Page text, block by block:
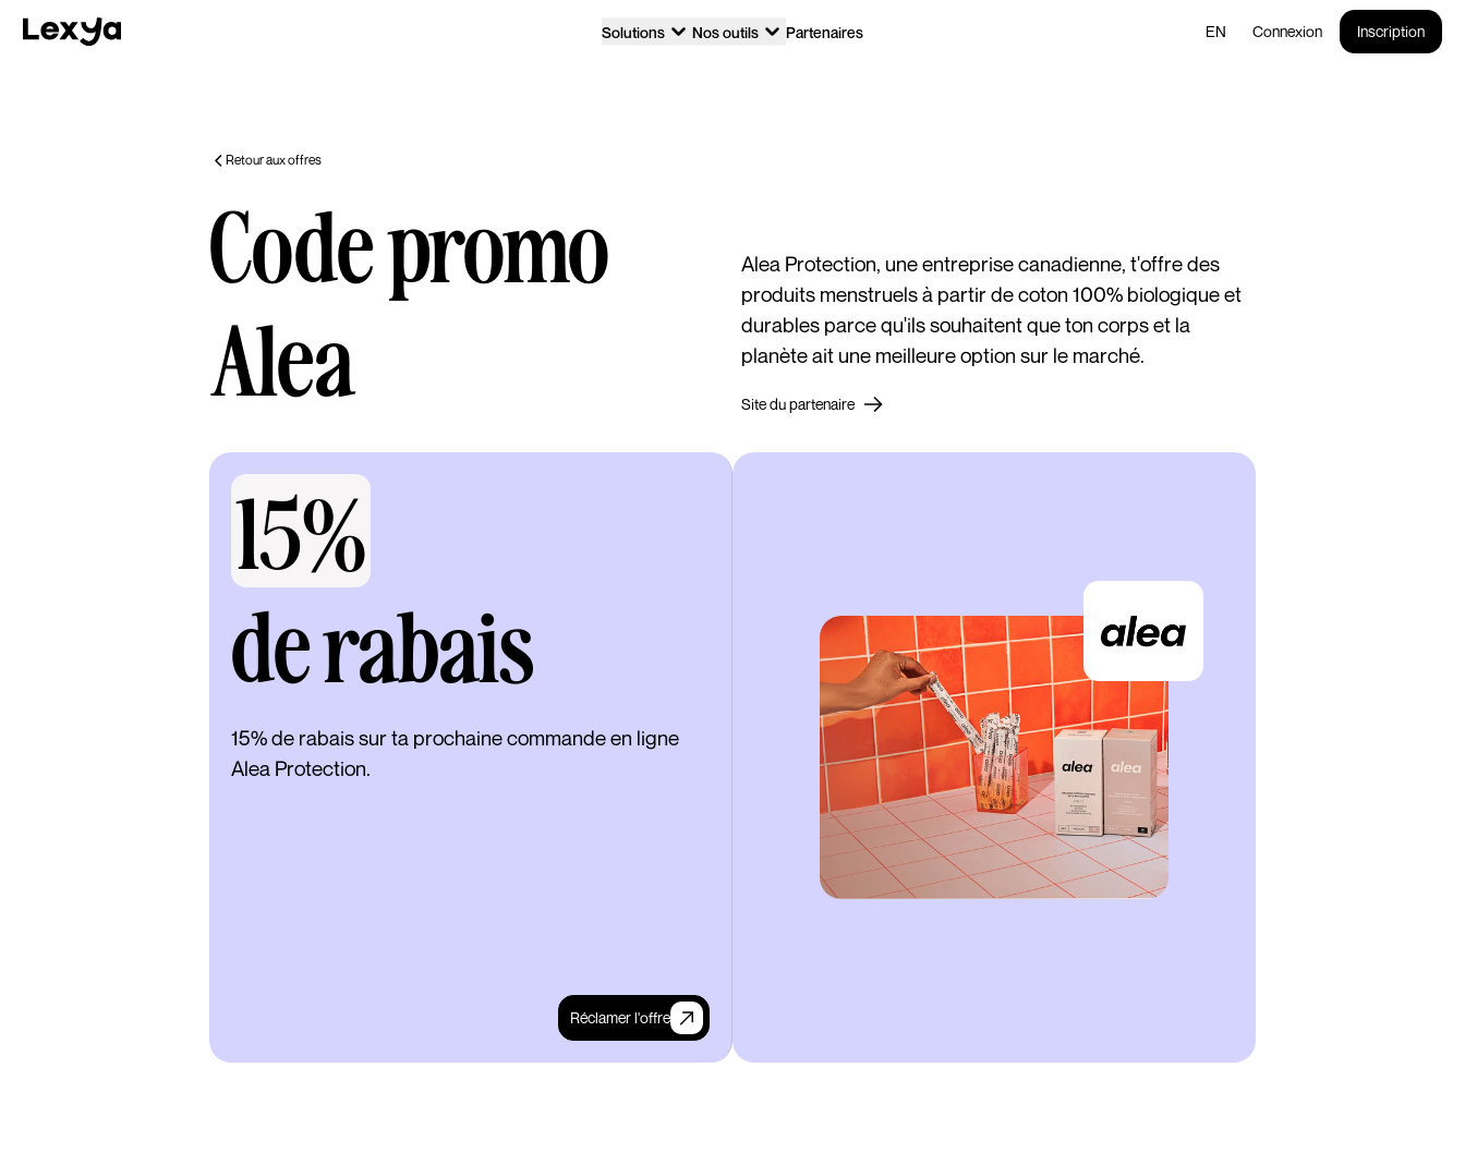
Solutions Nos outils Partenaires EN Connexion Inscription
Retour aux offres
Code promo
Alea
Alea Protection, une entreprise canadienne, t'offre des
produits menstruels à partir de coton 100% biologique et
durables parce qu'ils souhaitent que ton corps et la
planète ait une meilleure option sur le marché.
Site du partenaire
15%
de rabais
15% de rabais sur ta prochaine commande en ligne
Alea Protection.
Réclamer l'offre